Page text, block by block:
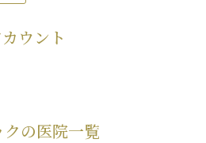
ウント
の医院一覧